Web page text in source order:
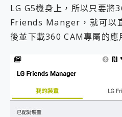
LG G5機身上，所以只要將
Friends Manger，就可以
後並下載360 CAM專屬的應